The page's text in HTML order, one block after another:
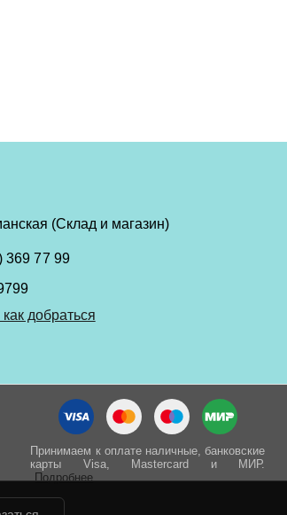
(Склад и магазин)
369 77 99
добраться
Принимаем к оплате наличные, банковские
карты Visa, Mastercard и МИР.
Подробнее